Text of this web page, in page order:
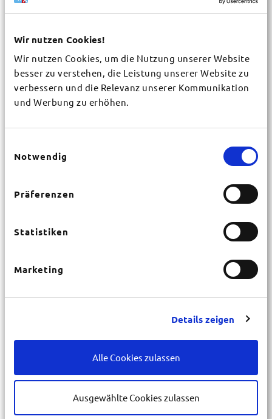
Wir nutzen Cookies!
Wir nutzen Cookies, um die Nutzung unserer Website
besser zu verstehen, die Leistung unserer Website zu
verbessern und die Relevanz unserer Kommunikation
und Werbung zu erhöhen.
Notwendig
Präferenzen
Statistiken
Marketing
Details zeigen
Alle Cookies zulassen
Ausgewählte Cookies zulassen
Vorname *
Straße
Ort*